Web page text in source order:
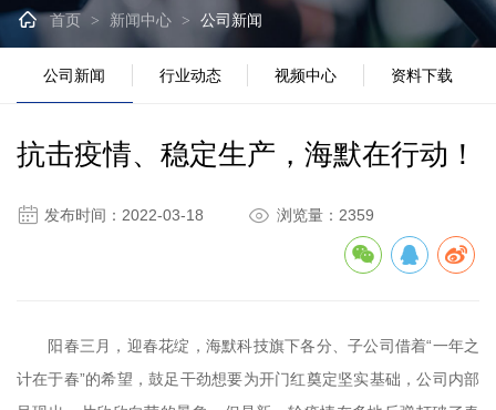
 首页 > 新闻中心 > 公司新闻
公司新闻 行业动态 视频中心 资料下载
抗击疫情、稳定生产，海默在行动！
 发布时间：2022-03-18  浏览量：2359
阳春三月，迎春花绽，海默科技旗下各分、子公司借着“一年之
计在于春”的希望，鼓足干劲想要为开门红奠定坚实基础，公司内部